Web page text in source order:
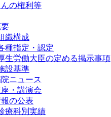
の権利等
織構成
種指定・認定
生労働大臣の定める掲示事項
設基準
ニュース
・講演会
の公表
療科別実績